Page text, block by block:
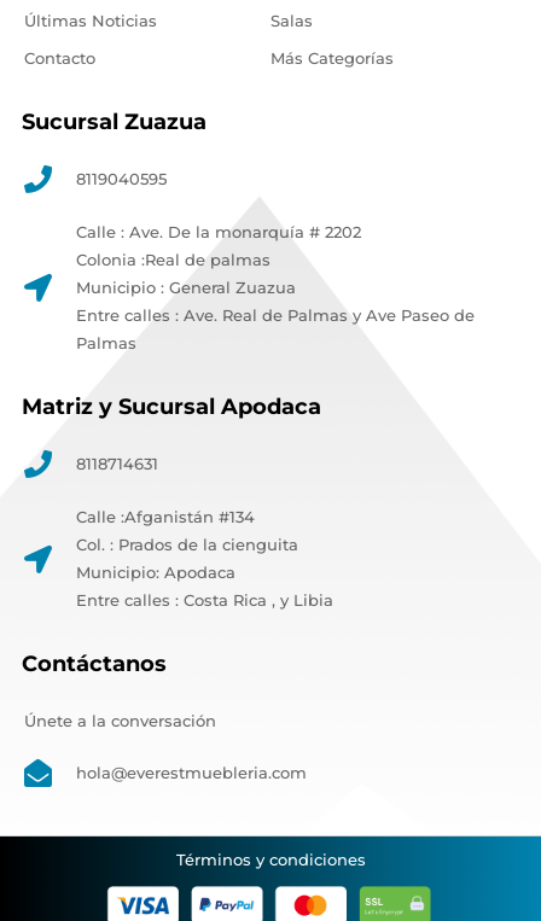
Últimas Noticias
Contacto
Salas
Más Categorías
Sucursal Zuazua
8119040595
Calle : Ave. De la monarquía # 2202
Colonia :Real de palmas
Municipio : General Zuazua
Entre calles : Ave. Real de Palmas y Ave Paseo de
Palmas
Matriz y Sucursal Apodaca
8118714631
Calle :Afganistán #134
Col. : Prados de la cienguita
Municipio: Apodaca
Entre calles : Costa Rica , y Libia
Contáctanos
Únete a la conversación
hola@everestmuebleria.com
Términos y condiciones